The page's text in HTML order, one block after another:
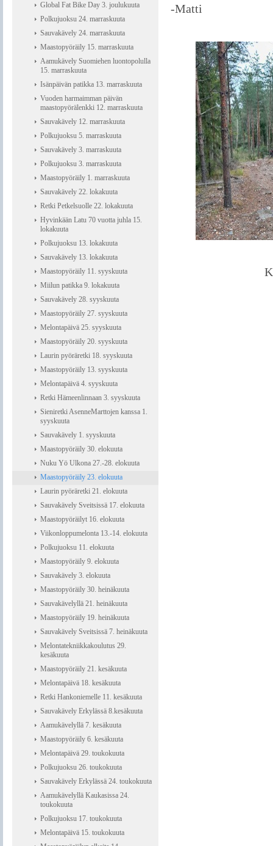
-Matti
Global Fat Bike Day 3. joulukuuta
Polkujuoksu 24. marraskuuta
Sauvakävely 24. marraskuuta
Maastopyöräily 15. marraskuuta
Aamukävely Suomiehen luontopolulla
15. marraskuuta
Isänpäivän patikka 13. marraskuuta
Vuoden harmaimman päivän
maastopyörälenkki 12. marraskuuta
Sauvakävely 12. marraskuuta
Polkujuoksu 5. marraskuuta
Sauvakävely 3. marraskuuta
Polkujuoksu 3. marraskuuta
Maastopyöräily 1. marraskuuta
Sauvakävely 22. lokakuuta
Retki Petkelsuolle 22. lokakuuta
Hyvinkään Latu 70 vuotta juhla 15.
lokakuuta
Polkujuoksu 13. lokakuuta
Sauvakävely 13. lokakuuta
Maastopyöräily 11. syyskuuta
Miilun patikka 9. lokakuuta
Sauvakävely 28. syyskuuta
Maastopyöräily 27. syyskuuta
Melontapäivä 25. syyskuuta
Maastopyöräily 20. syyskuuta
Laurin pyöräretki 18. syyskuuta
Maastopyöräily 13. syyskuuta
Melontapäivä 4. syyskuuta
Retki Hämeenlinnaan 3. syyskuuta
Sieniretki AsenneMarttojen kanssa 1.
syyskuuta
Sauvakävely 1. syyskuuta
Maastopyöräily 30. elokuuta
Nuku Yö Ulkona 27.-28. elokuuta
Maastopyöräily 23. elokuuta
Laurin pyöräretki 21. elokuuta
Sauvakävely Sveitsissä 17. elokuuta
Maastopyöräilyt 16. elokuuta
Viikonloppumelonta 13.-14. elokuuta
Polkujuoksu 11. elokuuta
Maastopyöräily 9. elokuuta
Sauvakävely 3. elokuuta
Maastopyöräily 30. heinäkuuta
Sauvakävelyllä 21. heinäkuuta
Maastopyöräily 19. heinäkuuta
Sauvakävely Sveitsissä 7. heinäkuuta
Melontatekniikkakoulutus 29.
kesäkuuta
Maastopyöräily 21. kesäkuuta
Melontapäivä 18. kesäkuuta
Retki Hankoniemelle 11. kesäkuuta
Sauvakävely Erkylässä 8.kesäkuuta
Aamukävelyllä 7. kesäkuuta
Maastopyöräily 6. kesäkuuta
Melontapäivä 29. toukokuuta
Polkujuoksu 26. toukokuuta
Sauvakävely Erkylässä 24. toukokuuta
Aamukävelyllä Kaukasissa 24.
toukokuuta
Polkujuoksu 17. toukokuuta
Melontapäivä 15. toukokuuta